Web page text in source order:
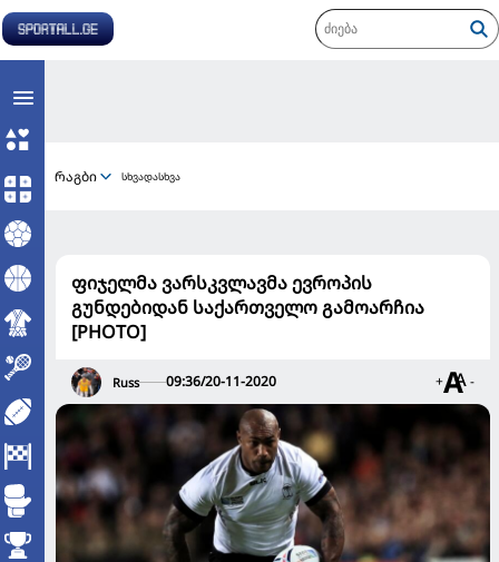
რაგბი სხვადასხვა
ფიჯელმა ვარსკვლავმა ევროპის
გუნდებიდან საქართველო გამოარჩია
[PHOTO]
Russ 09:36/20-11-2020 + -